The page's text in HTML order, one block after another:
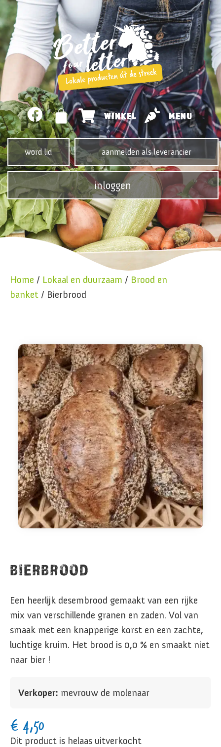
WINKEL MENU
word lid aanmelden als leverancier
inloggen
Home / Lokaal en duurzaam / Brood en
banket / Bierbrood
BIERBROOD
Een heerlijk desembrood gemaakt van een rijke
mix van verschillende granen en zaden. Vol van
smaak met een knapperige korst en een zachte,
luchtige kruim. Het brood is 0,0 % en smaakt niet
naar bier !
Verkoper: mevrouw de molenaar
€4,50
Dit product is helaas uitverkocht